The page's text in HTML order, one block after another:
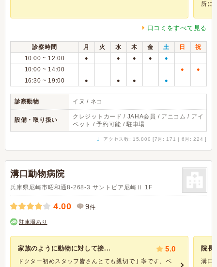
所に
口コミをすべて見る
診察時間 月 火 水 木 金 土 日
祝
10:00 ~ 12:00
● ● ● ● ●
10:00 ~ 14:00 ● ●
16:30 ~ 19:00 ● ● ● ●
診察動物 イヌ / ネコ
設備・取り扱い
クレジットカード / JAHA会員 / アニコム / アイ
ペット / 予約可能 / 駐車場
↓ アクセス数: 15,800 [7月: 171 | 6月: 224 ]
溝口動物病院
兵庫県尼崎市昭和通8-268-3 サントピア尼崎Ⅱ 1F
4.00 9件
駐車場あり
家族のように動物に対して接... 5.0
ドクター初めスタッフ皆さんとても親切で丁寧です、ペ
院長
溝口